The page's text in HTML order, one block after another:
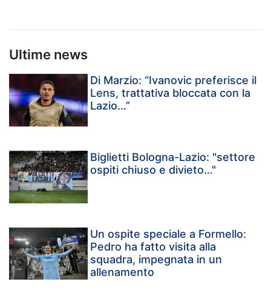
Ultime news
Di Marzio: “Ivanovic preferisce il
Lens, trattativa bloccata con la
Lazio…”
Biglietti Bologna-Lazio: "settore
ospiti chiuso e divieto…"
Un ospite speciale a Formello:
Pedro ha fatto visita alla
squadra, impegnata in un
allenamento